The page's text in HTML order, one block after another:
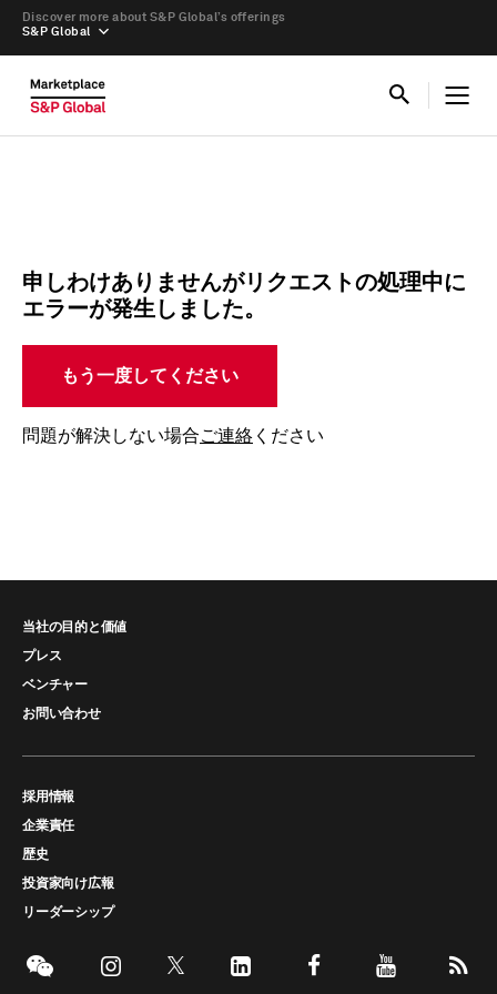
S&P Global
Discover more about S&P Global’s offerings
申しわけありませんがリクエストの処理中に
エラーが発生しました。
もう一度してください
問題が解決しない場合ご連絡 ください
当社の目的と価値
プレス
ベンチャー
お問い合わせ
採用情報
企業責任
歴史
投資家向け広報
リーダーシップ